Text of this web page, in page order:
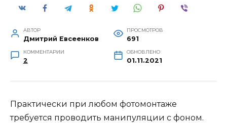
АВТОР
Дмитрий Евсеенков
ПРОСМОТРОВ
691
КОММЕНТАРИИ
2
ОБНОВЛЕНО
01.11.2021
Практически при любом фотомонтаже
требуется проводить манипуляции с фоном.